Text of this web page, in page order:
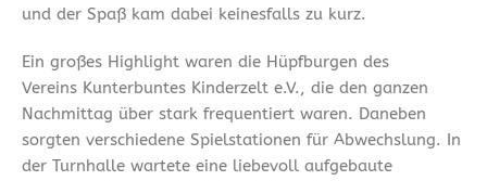
und der Spaß kam dabei keinesfalls zu kurz.
Ein großes Highlight waren die Hüpfburgen des
Vereins Kunterbuntes Kinderzelt e.V., die den ganzen
Nachmittag über stark frequentiert waren. Daneben
sorgten verschiedene Spielstationen für Abwechslung. In
der Turnhalle wartete eine liebevoll aufgebaute